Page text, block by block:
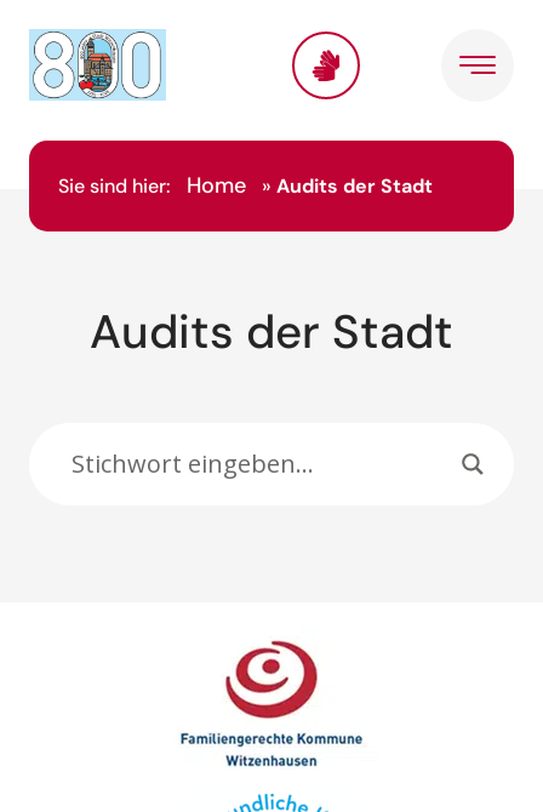
springen
Sie sind hier: Home » Audits der Stadt
Audits der Stadt